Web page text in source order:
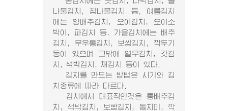
나물김치, 참나물김치 등, 여름김치
에는 양배추김치, 오이김치, 오이소
박이, 파김치 등, 가을김치에는 배추
김치, 무우통김치, 보쌈김치, 깍두기
등이 있으며 그밖에 열무김치, 갓김
치, 석박김치, 채김치 등이 있다.
김치를 만드는 방법은 시기와 김
치종류에 따라 다르다.
김치에서 대표적인것은 통배추김
치, 석박김치, 보쌈김치, 동치미, 깍